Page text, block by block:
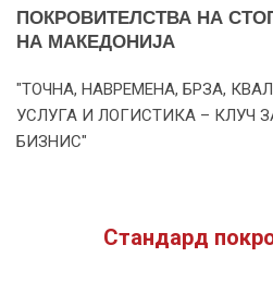
ПОКРОВИТЕЛСТВА НА
НА МАКЕДОНИЈА
"ТОЧНА, НАВРЕМЕНА, БРЗА,
УСЛУГА И ЛОГИСТИКА – КЛУЧ
БИЗНИС"
Стандард